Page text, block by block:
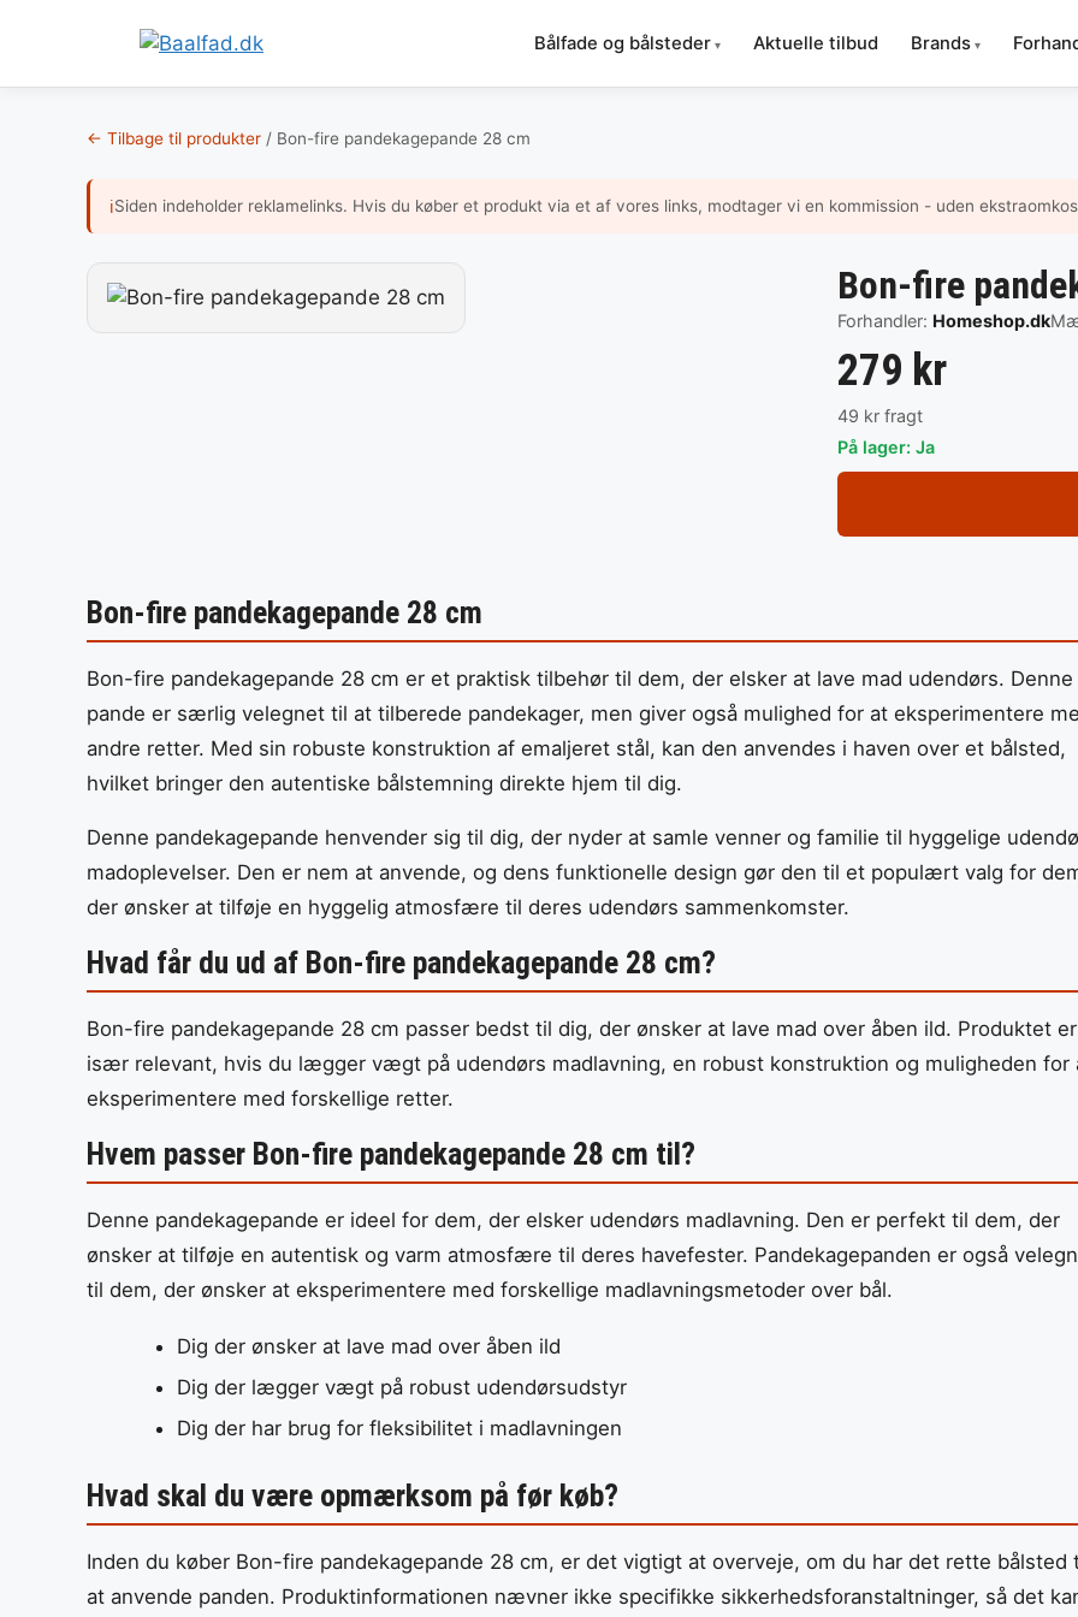
Bålfade og bålsteder Aktuelle tilbud Brands
← Tilbage til produkter / Bon-fire pandekagepande 28 cm
ℹSiden indeholder reklamelinks. Hvis du køber et produkt via et af vores links, modtager vi en kommission - uden
Bon-fire
Forhandler: Homeshop.dk
279 kr
49 kr fragt
På lager: Ja
Bon-fire pandekagepande 28 cm
Bon-fire pandekagepande 28 cm er et praktisk tilbehør til dem, der elsker at lave mad udendørs. Denne
pande er særlig velegnet til at tilberede pandekager, men giver også mulighed for at eksperimentere
andre retter. Med sin robuste konstruktion af emaljeret stål, kan den anvendes i haven over et bålsted,
hvilket bringer den autentiske bålstemning direkte hjem til dig.
Denne pandekagepande henvender sig til dig, der nyder at samle venner og familie til hyggelige
madoplevelser. Den er nem at anvende, og dens funktionelle design gør den til et populært valg for
der ønsker at tilføje en hyggelig atmosfære til deres udendørs sammenkomster.
Hvad får du ud af Bon-fire pandekagepande 28 cm?
Bon-fire pandekagepande 28 cm passer bedst til dig, der ønsker at lave mad over åben ild. Produktet er
især relevant, hvis du lægger vægt på udendørs madlavning, en robust konstruktion og muligheden for
eksperimentere med forskellige retter.
Hvem passer Bon-fire pandekagepande 28 cm til?
Denne pandekagepande er ideel for dem, der elsker udendørs madlavning. Den er perfekt til dem, der
ønsker at tilføje en autentisk og varm atmosfære til deres havefester. Pandekagepanden er også
til dem, der ønsker at eksperimentere med forskellige madlavningsmetoder over bål.
Dig der ønsker at lave mad over åben ild
Dig der lægger vægt på robust udendørsudstyr
Dig der har brug for fleksibilitet i madlavningen
Hvad skal du være opmærksom på før køb?
Inden du køber Bon-fire pandekagepande 28 cm, er det vigtigt at overveje, om du har det rette bålsted
at anvende panden. Produktinformationen nævner ikke specifikke sikkerhedsforanstaltninger, så det